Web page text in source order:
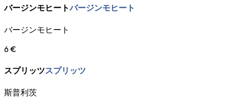
バージンモヒートバージンモヒート
バージンモヒート
6 €
スプリッツスプリッツ
斯普利茨